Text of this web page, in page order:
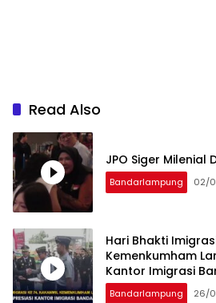
Read Also
JPO Siger Milenial
Bandarlampung 02/
Hari Bhakti
Kemenkumham
Kantor Imigrasi
Bandarlampung 26/